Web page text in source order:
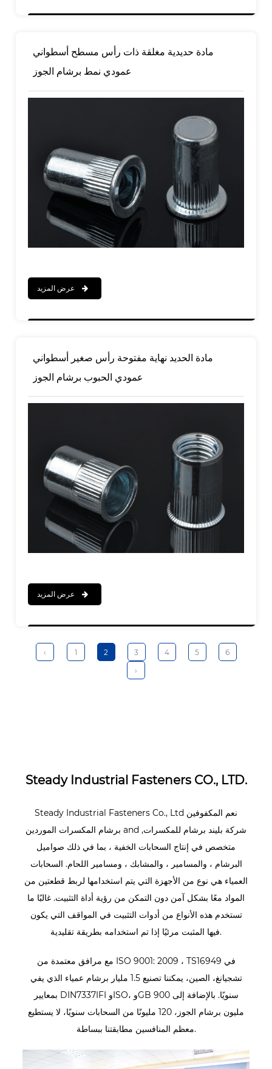
مادة حديدية مغلقة ذات رأس مسطح أسطواني
عمودي نمط برشام الجوز
مادة الحديد نهاية مفتوحة رأس صغير أسطواني
عمودي الحبوب برشام الجوز
‹ 1 2 3 4 5
6
›
Steady Industrial Fasteners CO., LTD.
Steady Industrial Fasteners Co., Ltd نعم المكفوفين
برشام المكسرات الموردين and شركة بليند برشام للمكسرات,
متخصص في إنتاج السحابات الخفية ، بما في ذلك صواميل
البرشام ، والمسامير ، والمشابك ، ومسامير اللحام. السحابات
العمياء هي نوع من الأجهزة التي يتم استخدامها لربط قطعتين من
المواد معًا بشكل آمن دون التمكن من رؤية أداة التثبيت. غالبًا ما
تستخدم هذه الأنواع من أدوات التثبيت في المواقف التي يكون
فيها المثبت مرئيًا إذا تم استخدامه بطريقة تقليدية.
مع مرافق معتمدة من ISO 9001: 2009 ، TS16949 في
تشجيانغ، الصين، يمكننا تصنيع 1.5 مليار برشام عمياء الذي يفي
بمعايير DIN7337IFI وISO، وGB سنويًا. بالإضافة إلى 900
مليون برشام الجوز، 120 مليونًا من السحابات سنويًا، لا يستطيع
معظم المنافسين مطابقتنا ببساطة.